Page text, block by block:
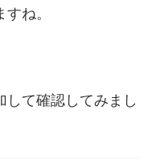
ね。
て確認してみまし